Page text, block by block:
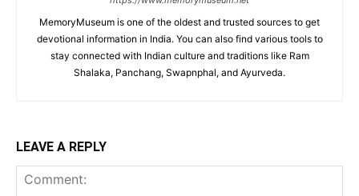
MemoryMuseum is one of the oldest and trusted sources to get
devotional information in India. You can also find various tools to
stay connected with Indian culture and traditions like Ram
Shalaka, Panchang, Swapnphal, and Ayurveda.
LEAVE A REPLY